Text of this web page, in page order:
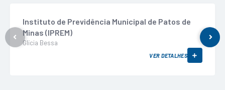
Instituto de Previdência Municipal de Patos de
Minas (IPREM)
Glícia Bessa
VER DETALHES